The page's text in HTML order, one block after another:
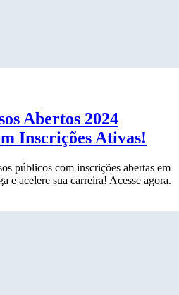
Abertos 2024
Inscrições Ativas!
públicos com inscrições abertas em
e acelere sua carreira! Acesse agora.